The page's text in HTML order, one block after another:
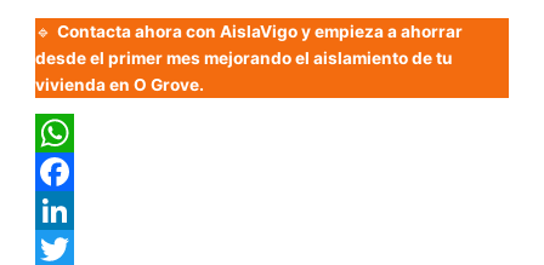
🔹Contacta ahora con AislaVigo y empieza a ahorrar
desde el primer mes mejorando el aislamiento de tu
vivienda en O Grove.
WhatsApp
Facebook
LinkedIn